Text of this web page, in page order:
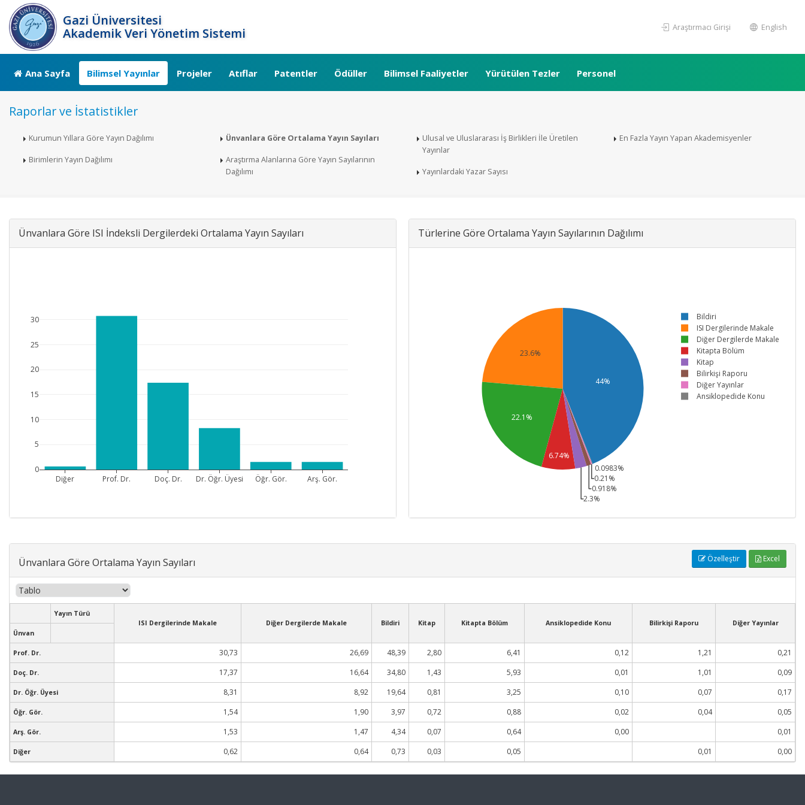
Gazi Üniversitesi
Akademik Veri Yönetim Sistemi
Araştırmacı Girişi English
Ana Sayfa Bilimsel Yayınlar Projeler Atıflar Patentler Ödüller Bilimsel Faaliyetler Yürütülen Tezler Personel
Raporlar ve İstatistikler
Kurumun Yıllara Göre Yayın Dağılımı
Birimlerin Yayın Dağılımı
Ünvanlara Göre Ortalama Yayın Sayıları
Araştırma Alanlarına Göre Yayın Sayılarının
Dağılımı
Ulusal ve Uluslararası İş Birlikleri İle Üretilen
Yayınlar
Yayınlardaki Yazar Sayısı
En Fazla Yayın Yapan Akademisyenler
Ünvanlara Göre ISI İndeksli Dergilerdeki Ortalama Yayın Sayıları
Diğer Prof. Dr. Doç. Dr. Dr. Öğr. Üyesi Öğr. Gör. Arş. Gör.
0
5
10
15
20
25
30
Türlerine Göre Ortalama Yayın Sayılarının Dağılımı
44%
23.6%
22.1%
6.74%
2.3%
0.918%
0.21%
0.0983%
Bildiri
ISI Dergilerinde Makale
Diğer Dergilerde Makale
Kitapta Bölüm
Kitap
Bilirkişi Raporu
Diğer Yayınlar
Ansiklopedide Konu
Ünvanlara Göre Ortalama Yayın Sayıları Özelleştir Excel
Yayın Türü
ISI Dergilerinde Makale
Diğer Dergilerde Makale Bildiri Kitap Kitapta Bölüm Ansiklopedide Konu Bilirkişi Raporu
Diğer Yayınlar
Ünvan
Prof. Dr. 30,73 26,69 48,39 2,80 6,41 0,12 1,21 0,21
Doç. Dr. 17,37 16,64 34,80 1,43 5,93 0,01 1,01 0,09
Dr. Öğr. Üyesi 8,31 8,92 19,64 0,81 3,25 0,10 0,07 0,17
Öğr. Gör. 1,54 1,90 3,97 0,72 0,88 0,02 0,04 0,05
Arş. Gör. 1,53 1,47 4,34 0,07 0,64 0,00 0,01
Diğer 0,62 0,64 0,73 0,03 0,05 0,01 0,00